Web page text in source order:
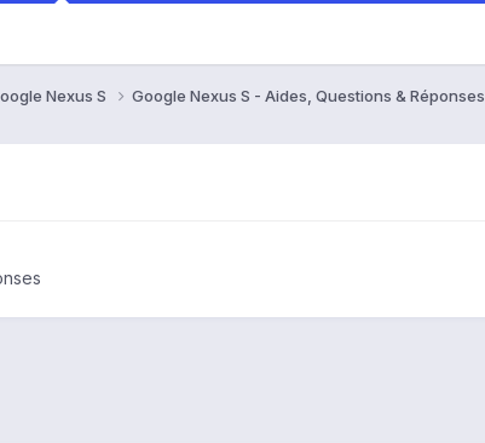
Nexus S Google Nexus S - Aides, Questions & Réponses